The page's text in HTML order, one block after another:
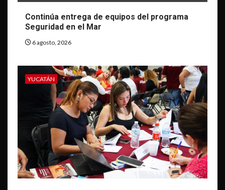
Continúa entrega de equipos del programa
Seguridad en el Mar
6 agosto, 2026
YUCATÁN